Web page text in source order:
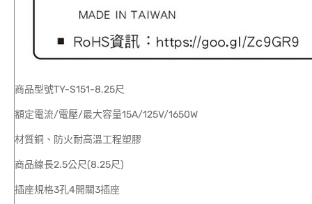
商品型號TY-S151-8.25尺
額定電流/電壓/最大容量15A/125V/1650W
材質銅、防火耐高溫工程塑膠
商品線長2.5公尺(8.25尺)
插座規格3孔4開關3插座